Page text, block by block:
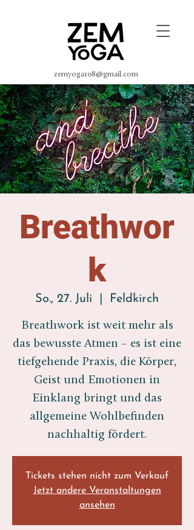
zemyoga108@gmail.com
Breathwor
k
So., 27. Juli Feldkirch
Breathwork ist weit mehr als
das bewusste Atmen – es ist eine
tiefgehende Praxis, die Körper,
Geist und Emotionen in
Einklang bringt und das
allgemeine Wohlbefinden
nachhaltig fördert.
Tickets stehen nicht zum Verkauf
Jetzt andere Veranstaltungen
ansehen